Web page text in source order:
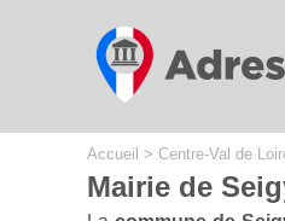
Accueil > Centre-Val de
Mairie de